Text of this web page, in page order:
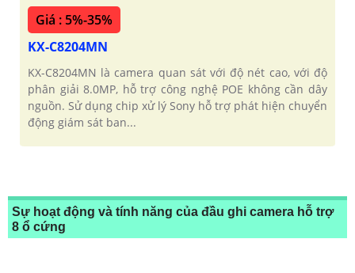
Giá : 5%-35%
KX-C8204MN
KX-C8204MN là camera quan sát với độ nét cao, với độ
phân giải 8.0MP, hỗ trợ công nghệ POE không cần dây
nguồn. Sử dụng chip xử lý Sony hỗ trợ phát hiện chuyển
động giám sát ban...
Sự hoạt động và tính năng của đầu ghi camera hỗ trợ
8 ổ cứng